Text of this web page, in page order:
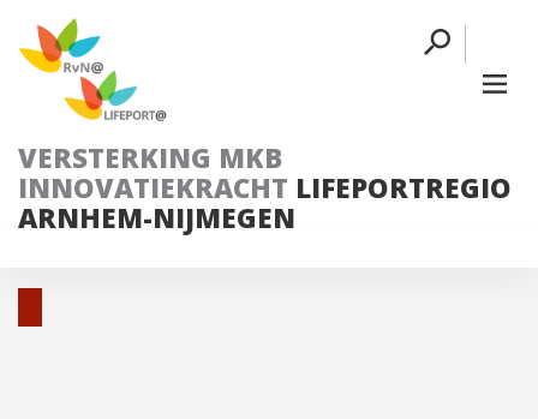
VERSTERKING MKB
INNOVATIEKRACHT LIFEPORTREGIO
ARNHEM-NIJMEGEN